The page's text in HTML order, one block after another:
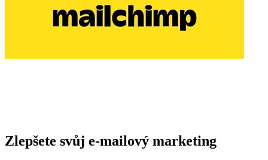
Zlepšete svůj e-mailový marketing